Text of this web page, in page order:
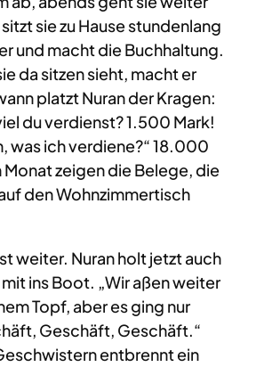
sie zu Hause stundenlang
und macht die Buchhaltung.
da sitzen sieht, macht er
platzt Nuran der Kragen:
du verdienst? 1.500 Mark!
was ich verdiene?“ 18.000
Monat zeigen die Belege, die
den Wohnzimmertisch
weiter. Nuran holt jetzt auch
ins Boot. „Wir aßen weiter
Topf, aber es ging nur
Geschäft, Geschäft.“
entbrennt ein